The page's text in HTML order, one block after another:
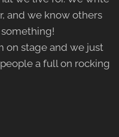
and we know others
on stage and we just
a full on rocking